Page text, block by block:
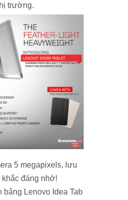
trường.
5 megapixels, lưu
đáng nhớ!
bảng Lenovo Idea Tab